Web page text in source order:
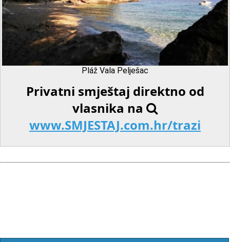
Pláž Vala Pelješac
Privatni smještaj direktno od
vlasnika na
www.SMJESTAJ.com.hr/trazi